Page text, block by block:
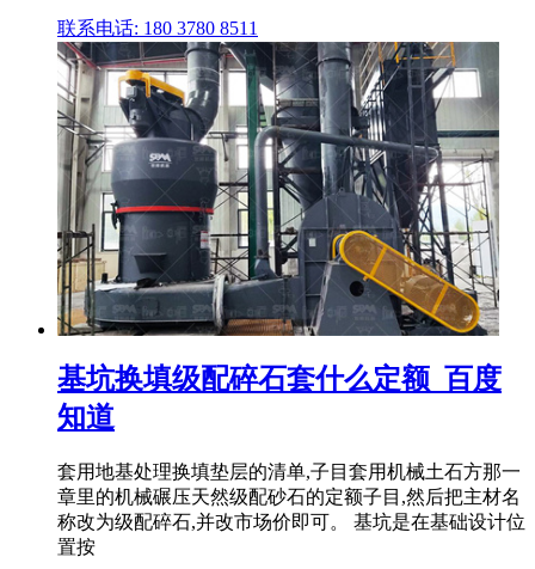
联系电话: 180 3780 8511
基坑换填级配碎石套什么定额_百度
知道
套用地基处理换填垫层的清单,子目套用机械土石方那一
章里的机械碾压天然级配砂石的定额子目,然后把主材名
称改为级配碎石,并改市场价即可。 基坑是在基础设计位
置按